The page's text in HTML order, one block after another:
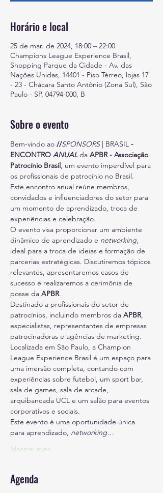
Horário e local
25 de mar. de 2024, 18:00 – 22:00
Champions League Experience Brasil,
Shopping Parque da Cidade - Av. das
Nações Unidas, 14401 - Piso Térreo, lojas 17
- 23 - Chácara Santo Antônio (Zona Sul), São
Paulo - SP, 04794-000, B
Sobre o evento
Bem-vindo ao //SPONSORS | BRASIL -
ENCONTRO ANUAL da APBR - Associação
Patrocínio Brasil, um evento imperdível para
os proﬁssionais de patrocínio no Brasil.
Este encontro anual reúne membros,
convidados e inﬂuenciadores do setor para
um momento de aprendizado, troca de
experiências e celebração.
O evento visa proporcionar um ambiente
dinâmico de aprendizado e networking,
ideal para a troca de ideias e formação de
parcerias estratégicas. Discutiremos tópicos
relevantes, apresentaremos casos de
sucesso e realizaremos a cerimônia de
posse da APBR.
Destinado a proﬁssionais do setor de
patrocínios, incluindo membros da APBR,
especialistas, representantes de empresas
patrocinadoras e agências de marketing.
Localizada em São Paulo, a Champion
League Experience Brasil é um espaço para
uma imersão completa, contando com
experiências sobre futebol, um sport bar,
sala de games, sala de arcade,
arquibancada UCL e um salão para eventos
corporativos e sociais.
Este evento é uma oportunidade única
para aprendizado, networking…
Mostrar mais
Agenda